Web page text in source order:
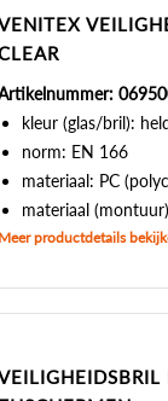
kleur (glas/bril):
norm: EN 166
materiaal: PC
materiaal
Meer productdetails